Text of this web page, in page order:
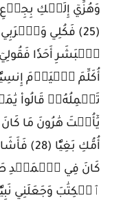
وَهُزِّيٓ إِلَيۡكِ بِجِذۡعِ
(25) فَكُلِي
ٱلۡبَشَرِ أَحَدٗا
يَٰٓأُخۡتَ هَٰرُونَ مَا
أُمُّكِ